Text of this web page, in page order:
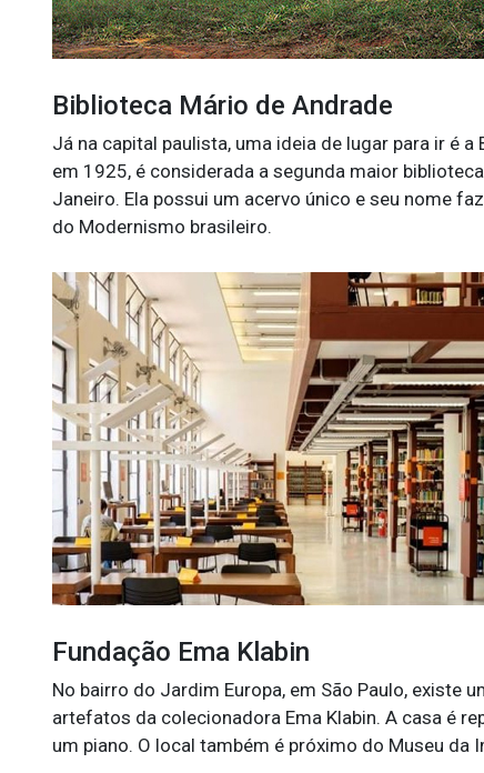
Biblioteca Mário de Andrade
Já na capital paulista, uma ideia de lugar para ir é
em 1925, é considerada a segunda maior
Janeiro. Ela possui um acervo único e seu nome
do Modernismo brasileiro.
Fundação Ema Klabin
No bairro do Jardim Europa, em São Paulo, existe
artefatos da colecionadora Ema Klabin. A casa é
um piano. O local também é próximo do Museu da